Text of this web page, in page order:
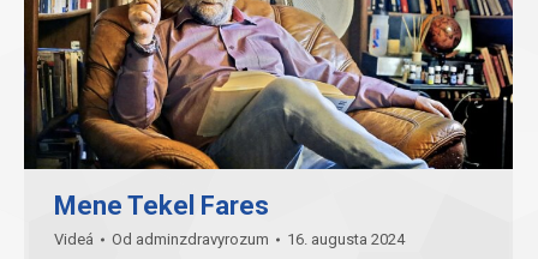
Mene Tekel Fares
Videá Od adminzdravyrozum 16. augusta 2024